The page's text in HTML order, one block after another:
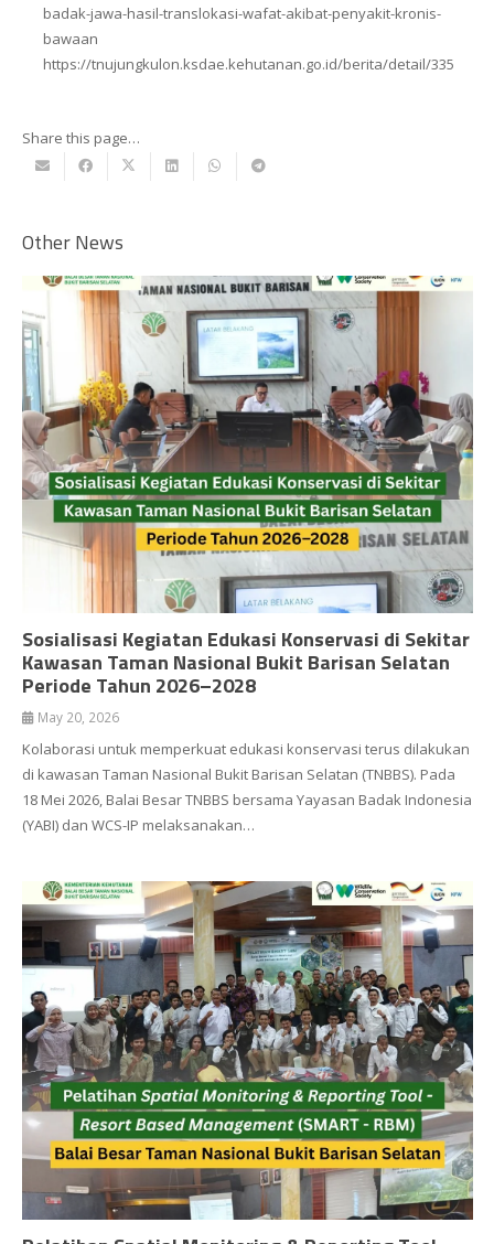
badak-jawa-hasil-translokasi-wafat-akibat-penyakit-kronis-
bawaan
https://tnujungkulon.ksdae.kehutanan.go.id/berita/detail/335
Share this page…
Other News
Sosialisasi Kegiatan Edukasi Konservasi di Sekitar
Kawasan Taman Nasional Bukit Barisan Selatan
Periode Tahun 2026–2028
May 20, 2026
Kolaborasi untuk memperkuat edukasi konservasi terus dilakukan
di kawasan Taman Nasional Bukit Barisan Selatan (TNBBS). Pada
18 Mei 2026, Balai Besar TNBBS bersama Yayasan Badak Indonesia
(YABI) dan WCS-IP melaksanakan…